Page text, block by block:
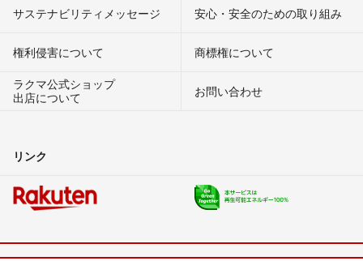
サステナビリティメッセージ 安心・安全のための取り組み
権利侵害について
商標権について
ラクマ公式ショップ
出店について
お問い合わせ
リンク